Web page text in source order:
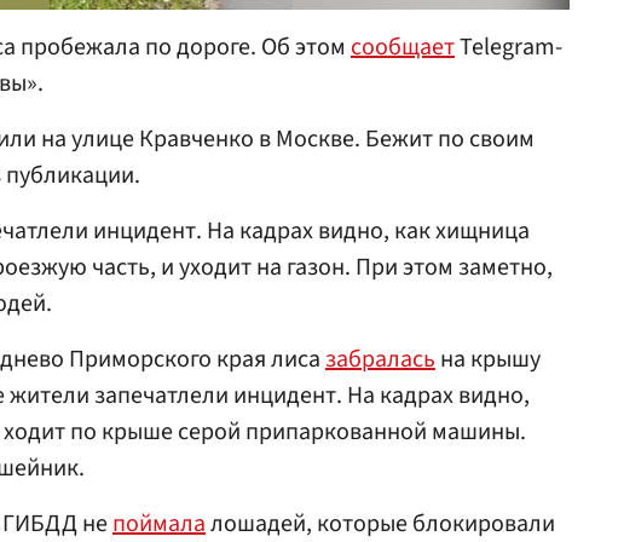
пробежала по дороге. Об этом сообщаетTelegram-
на улице Кравченко в Москве. Бежит по своим
публикации.
инцидент. На кадрах видно, как хищница
часть, и уходит на газон. При этом заметно,
Приморского края лисазабраласьна крышу
запечатлели инцидент. На кадрах видно,
по крыше серой припаркованной машины.
ГИБДД непоймалалошадей, которые блокировали